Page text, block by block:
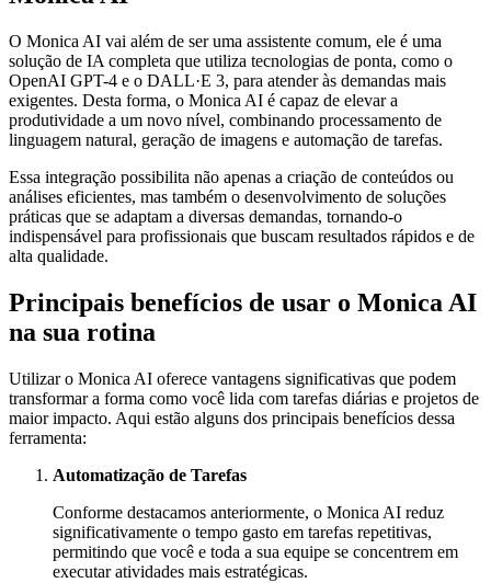
O Monica AI vai além de ser uma assistente comum, ele é uma
solução de IA completa que utiliza tecnologias de ponta, como o
OpenAI GPT-4 e o DALL·E 3, para atender às demandas mais
exigentes. Desta forma, o Monica AI é capaz de elevar a
produtividade a um novo nível, combinando processamento de
linguagem natural, geração de imagens e automação de tarefas.
Essa integração possibilita não apenas a criação de conteúdos ou
análises eficientes, mas também o desenvolvimento de soluções
práticas que se adaptam a diversas demandas, tornando-o
indispensável para profissionais que buscam resultados rápidos e de
alta qualidade.
Principais benefícios de usar o Monica AI
na sua rotina
Utilizar o Monica AI oferece vantagens significativas que podem
transformar a forma como você lida com tarefas diárias e projetos de
maior impacto. Aqui estão alguns dos principais benefícios dessa
ferramenta:
Automatização de Tarefas
Conforme destacamos anteriormente, o Monica AI reduz
significativamente o tempo gasto em tarefas repetitivas,
permitindo que você e toda a sua equipe se concentrem em
executar atividades mais estratégicas.